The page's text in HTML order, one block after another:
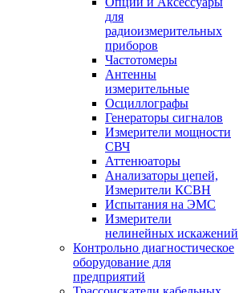
для
радиоизмерительных
приборов
Частотомеры
Антенны
измерительные
Осциллографы
Генераторы сигналов
Измерители мощности
СВЧ
Аттенюаторы
Анализаторы цепей,
Измерители КСВН
Испытания на ЭМС
Измерители
нелинейных искажений
Контрольно диагностическое
оборудование для
предприятий